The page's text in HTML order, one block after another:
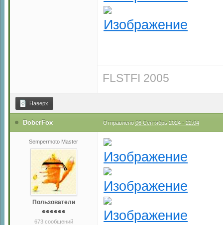
FLSTFI 2005
Наверх
DoberFox Отправлено 06 Сентябрь 2024 - 22:04
Sempermoto Master
Пользователи
673 сообщений